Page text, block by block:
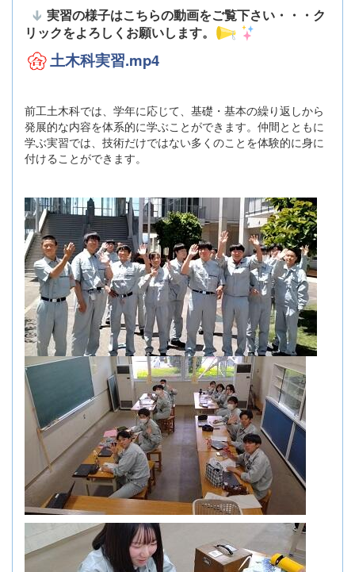
実習の様子はこちらの動画をご覧下さい・・・ク
リックをよろしくお願いします。
土木科実習.mp4
前工土木科では、学年に応じて、基礎・基本の繰り返しから
発展的な内容を体系的に学ぶことができます。仲間とともに
学ぶ実習では、技術だけではない多くのことを体験的に身に
付けることができます。